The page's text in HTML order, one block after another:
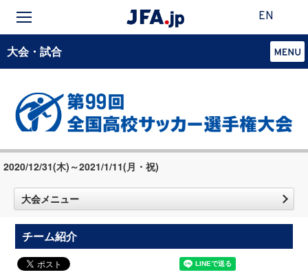
EN
大会・試合
2020/12/31(木)～2021/1/11(月・祝)
大会メニュー
チーム紹介